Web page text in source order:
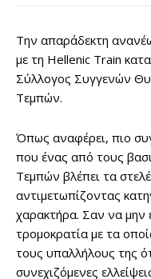
Την απαράδεκτη
με τη Hellenic Train
Σύλλογος Συγγενών
Τεμπών.
Όπως αναφέρει, πιο
που ένας από τους
Τεμπών βλέπει τα
αντιμετωπίζοντας
χαρακτήρα. Σαν να μην
τρομοκρατία με τα
τους υπαλλήλους της
συνεχιζόμενες